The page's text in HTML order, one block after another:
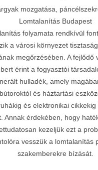
mozgatása,
Lomtalanítás Budapest
folyamata rendkívül
a városi környezet
megőrzésében. A fejlődő
érint a fogyasztói
hulladék, amely
és háztartási
és elektronikai
Annak érdekében, hogy
kezeljük ezt a
vesszük a lomtalanítás
szakemberekre bízását.